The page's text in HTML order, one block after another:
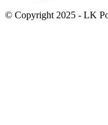
© Copyright 2025 - LK